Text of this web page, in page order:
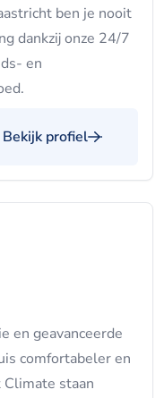
ben je nooit
dankzij onze 24/7
en
Bekijk profiel
en geavanceerde
comfortabeler en
staan